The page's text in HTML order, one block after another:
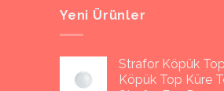
Yeni Ürünler
Strafor Köpük
Köpük Top Küre